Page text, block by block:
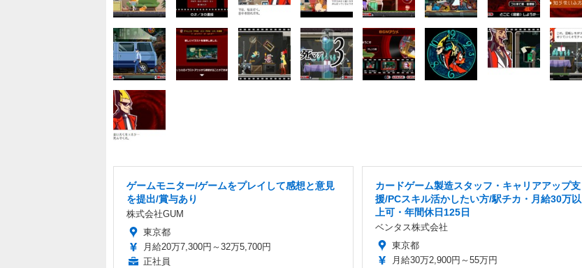
ゲームモニター/ゲームをプレイして感想と意見
を提出/賞与あり
株式会社GUM
東京都
月給20万7,300円～32万5,700円
正社員
カードゲーム製造スタッフ・キャリアアップ支
援/PCスキル活かしたい方/駅チカ・月給30万以
上可・年間休日125日
ベンタス株式会社
東京都
月給30万2,900円～55万円